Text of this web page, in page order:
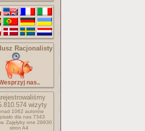
Racjonalisty
nas..
wizyty
1062 autorów
dla nas 7343
Zajęłyby one 28930
stron A4